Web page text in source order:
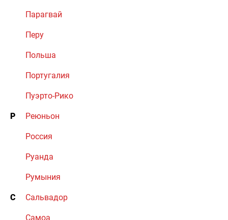
Парагвай
Перу
Польша
Португалия
Пуэрто-Рико
Р Реюньон
Россия
Руанда
Румыния
С Сальвадор
Самоа